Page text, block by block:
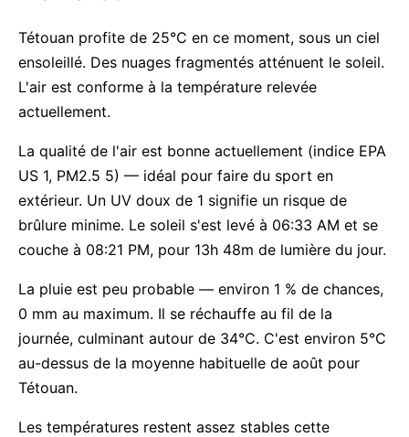
Tétouan profite de 25°C en ce moment, sous un ciel
ensoleillé. Des nuages fragmentés atténuent le soleil.
L'air est conforme à la température relevée
actuellement.
La qualité de l'air est bonne actuellement (indice EPA
US 1, PM2.5 5) — idéal pour faire du sport en
extérieur. Un UV doux de 1 signifie un risque de
brûlure minime. Le soleil s'est levé à 06:33 AM et se
couche à 08:21 PM, pour 13h 48m de lumière du jour.
La pluie est peu probable — environ 1 % de chances,
0 mm au maximum. Il se réchauffe au fil de la
journée, culminant autour de 34°C. C'est environ 5°C
au-dessus de la moyenne habituelle de août pour
Tétouan.
Les températures restent assez stables cette